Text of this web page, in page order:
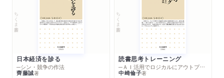
ちくま新書
日本経済を診る
─シン・競争の作法
齊藤誠著
ちくま新書
読書思考トレーニング
─ＡＩ活用でロジカルにアウトプットする技法
中崎倫子著